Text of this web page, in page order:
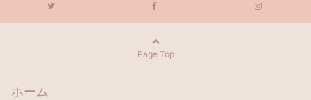
Page Top
ホーム